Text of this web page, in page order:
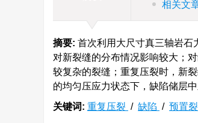
相关文
摘要: 首次利用大尺寸真三轴岩石
对新裂缝的分布情况影响较大；
较复杂的裂缝；重复压裂时，新
的均匀压应力状态下，缺陷储层
关键词: 重复压裂 / 缺陷 / 预置